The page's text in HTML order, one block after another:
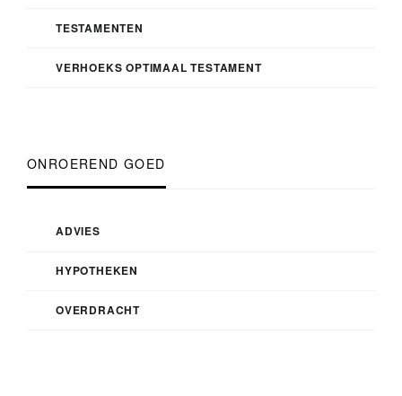
TESTAMENTEN
VERHOEKS OPTIMAAL TESTAMENT
ONROEREND GOED
ADVIES
HYPOTHEKEN
OVERDRACHT